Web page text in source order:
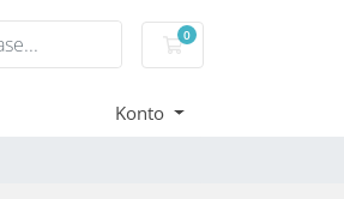
0
Kundvagn
Konto